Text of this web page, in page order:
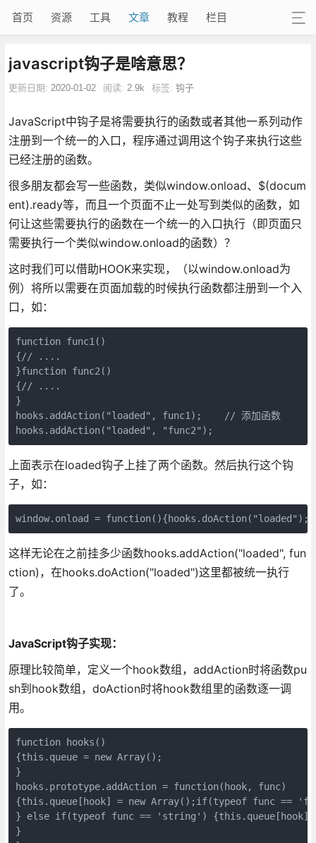
首页 资源 工具 文章 教程 栏目
javascript钩子是啥意思？
更新日期: 2020-01-02 阅读: 2.9k 标签: 钩子
JavaScript中钩子是将需要执行的函数或者其他一系列动作
注册到一个统一的入口，程序通过调用这个钩子来执行这些
已经注册的函数。
很多朋友都会写一些函数，类似window.onload、$(docum
ent).ready等，而且一个页面不止一处写到类似的函数，如
何让这些需要执行的函数在一个统一的入口执行（即页面只
需要执行一个类似window.onload的函数）？
这时我们可以借助HOOK来实现，（以window.onload为
例）将所以需要在页面加载的时候执行函数都注册到一个入
口，如：
function func1()
{// ....
}function func2()
{// ....
}
hooks.addAction("loaded", func1);    // 添加函数
hooks.addAction("loaded", "func2");
上面表示在loaded钩子上挂了两个函数。然后执行这个钩
子，如：
window.onload = function(){hooks.doAction("loaded");}
这样无论在之前挂多少函数hooks.addAction("loaded", fun
ction)，在hooks.doAction("loaded")这里都被统一执行
了。
JavaScript钩子实现：
原理比较简单，定义一个hook数组，addAction时将函数pu
sh到hook数组，doAction时将hook数组里的函数逐一调
用。
function hooks()
{this.queue = new Array();
}
hooks.prototype.addAction = function(hook, func)
{this.queue[hook] = new Array();if(typeof func ==
} else if(typeof func == 'string')
}